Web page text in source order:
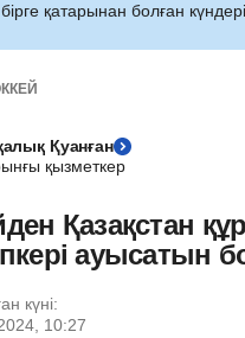
қатарынан болған
Қуанған
қызметкер
Қазақстан
ауысатын
күні:
10:27